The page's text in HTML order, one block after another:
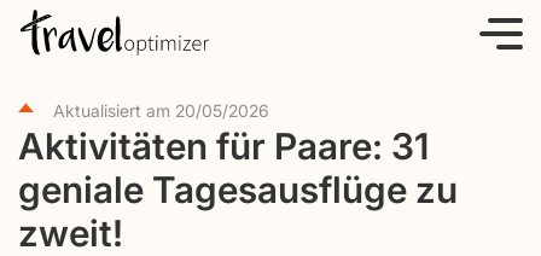
Aktualisiert am 20/05/2026
Aktivitäten für Paare: 31
geniale Tagesausflüge zu
zweit!